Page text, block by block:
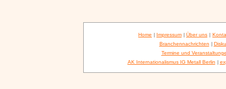
Home | Impressum | Über uns |
Branchennachrichten |
Termine und
AK Internationalismus IG Metall Berlin |